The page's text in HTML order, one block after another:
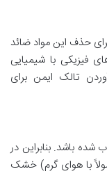
حذف این مواد ضائد
فیزیکی با شیمیایی
تالک ایمن برای
باشد. بنابراین در
با هوای گرم) خشک